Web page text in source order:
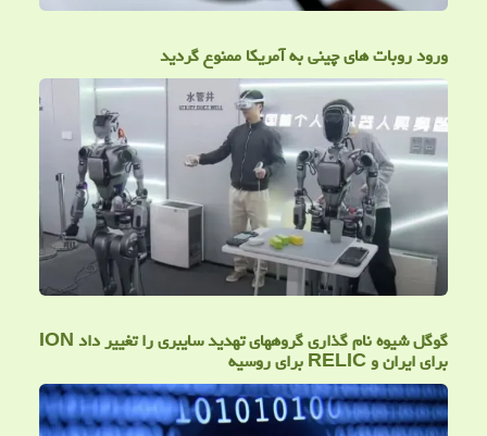
ورود روبات های چینی به آمریکا ممنوع گردید
گوگل شیوه نام گذاری گروههای تهدید سایبری را تغییر داد ION
برای ایران و RELIC برای روسیه